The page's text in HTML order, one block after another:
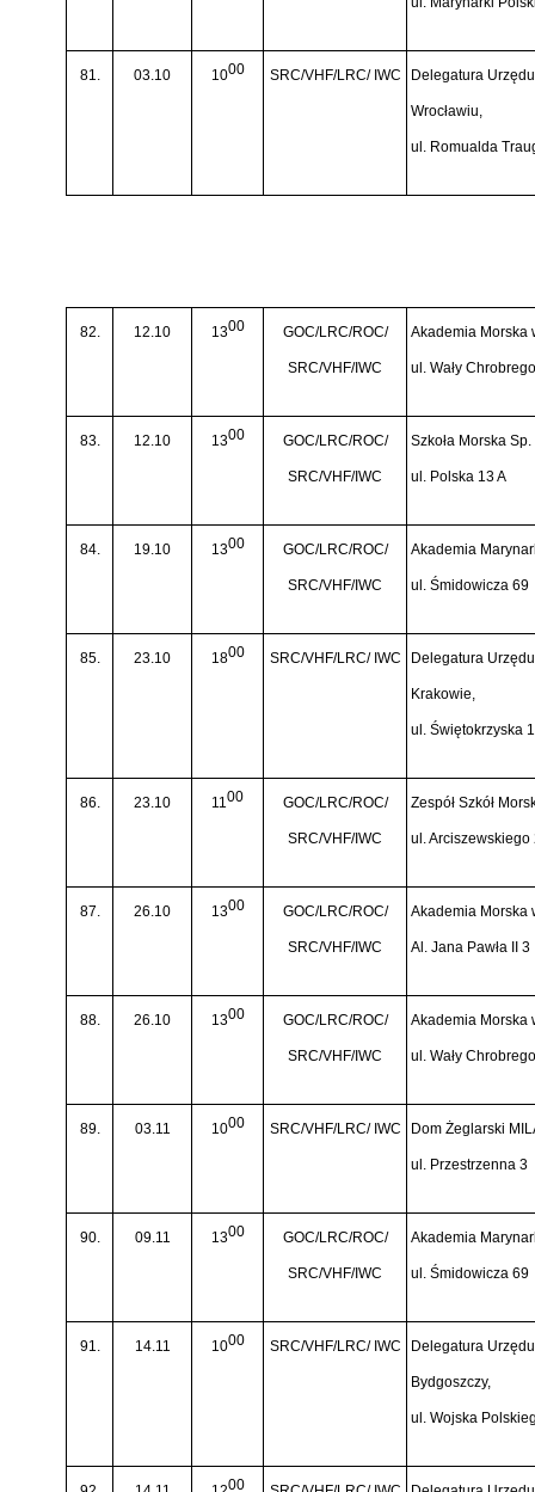
81. 03.10 1000 SRC/VHF/LRC/ IWC Delegatura
Wrocławiu,
ul. Romualda
82. 12.10 1300 GOC/LRC/ROC/
SRC/VHF/IWC
Akademia Morska
ul. Wały
83. 12.10 1300 GOC/LRC/ROC/
SRC/VHF/IWC
Szkoła Morska
ul. Polska 13 A
84. 19.10 1300 GOC/LRC/ROC/
SRC/VHF/IWC
Akademia
ul. Śmidowicza 69
85. 23.10 1800 SRC/VHF/LRC/ IWC Delegatura
Krakowie,
ul. Świętokrzyska
86. 23.10 11 00 GOC/LRC/ROC/
SRC/VHF/IWC
Zespół Szkół
ul. Arciszewskiego
87. 26.10 1300 GOC/LRC/ROC/
SRC/VHF/IWC
Akademia Morska
Al. Jana Pawła II 3
88. 26.10 1300 GOC/LRC/ROC/
SRC/VHF/IWC
Akademia Morska
ul. Wały
89. 03.11 1000 SRC/VHF/LRC/ IWC Dom Żeglarski
ul. Przestrzenna 3
90. 09.11 1300 GOC/LRC/ROC/
SRC/VHF/IWC
Akademia
ul. Śmidowicza 69
91. 14.11 1000 SRC/VHF/LRC/ IWC Delegatura
Bydgoszczy,
ul. Wojska
00